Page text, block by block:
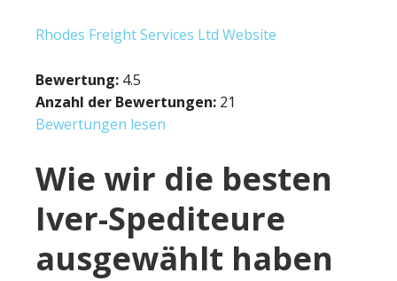
Rhodes Freight Services Ltd Website
Bewertung: 4.5
Anzahl der Bewertungen: 21
Bewertungen lesen
Wie wir die besten
Iver-Spediteure
ausgewählt haben